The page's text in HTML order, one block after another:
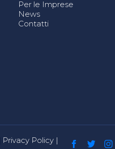
Per le Imprese
News
Contatti
Privacy Policy |